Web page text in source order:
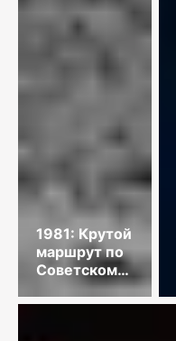
1981: Крутой
маршрут по
Советскому
Союзу